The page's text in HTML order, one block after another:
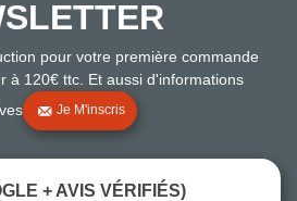
pour votre première commande
à 120€ ttc. Et aussi d'informations
Je M'inscris
+ AVIS VÉRIFIÉS)